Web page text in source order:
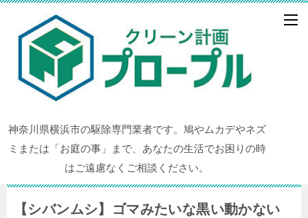
神奈川県横浜市の駆除専門業者です。鳩やムカデやネズ
ミまたは「お庭の事」まで、あなたの生活でお困りの時
はご遠慮なくご相談ください。
【シバンムシ】ゴマみたいな黒い動かない